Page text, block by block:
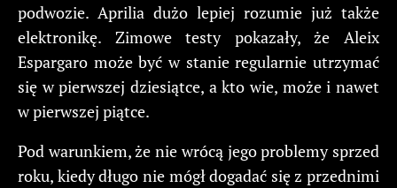
podwozie. Aprilia dużo lepiej rozumie już także
elektronikę. Zimowe testy pokazały, że Aleix
Espargaro może być w stanie regularnie utrzymać
się w pierwszej dziesiątce, a kto wie, może i nawet
w pierwszej piątce.
Pod warunkiem, że nie wrócą jego problemy sprzed
roku, kiedy długo nie mógł dogadać się z przednimi